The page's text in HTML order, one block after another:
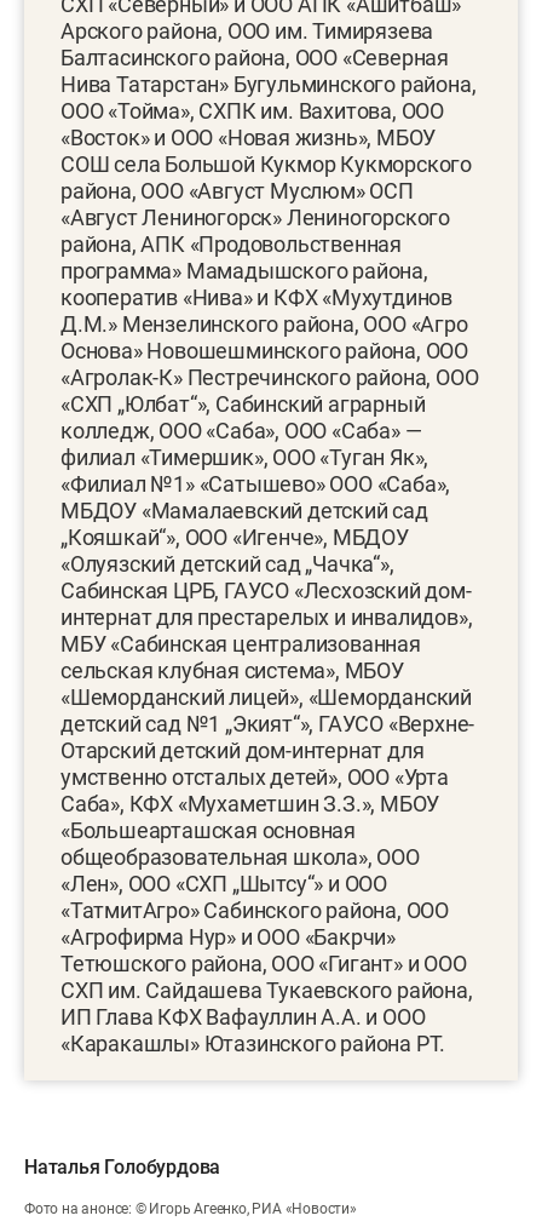
Арского района, ООО им. Тимирязева
Балтасинского района, ООО «Северная
Нива Татарстан» Бугульминского района,
ООО «Тойма», СХПК им. Вахитова, ООО
«Восток» и ООО «Новая жизнь», МБОУ
СОШ села Большой Кукмор Кукморского
района, ООО «Август Муслюм» ОСП
«Август Лениногорск» Лениногорского
района, АПК «Продовольственная
программа» Мамадышского района,
кооператив «Нива» и КФХ «Мухутдинов
Д.М.» Мензелинского района, ООО «Агро
Основа» Новошешминского района, ООО
«Агролак-К» Пестречинского района, ООО
«СХП „Юлбат“», Сабинский аграрный
колледж, ООО «Саба», ООО «Саба» —
филиал «Тимершик», ООО «Туган Як»,
«Филиал №1» «Сатышево» ООО «Саба»,
МБДОУ «Мамалаевский детский сад
„Кояшкай“», ООО «Игенче», МБДОУ
«Олуязский детский сад „Чачка“»,
Сабинская ЦРБ, ГАУСО «Лесхозский дом-
интернат для престарелых и инвалидов»,
МБУ «Сабинская централизованная
сельская клубная система», МБОУ
«Шеморданский лицей», «Шеморданский
детский сад №1 „Экият“», ГАУСО «Верхне-
Отарский детский дом-интернат для
умственно отсталых детей», ООО «Урта
Саба», КФХ «Мухаметшин З.З.», МБОУ
«Большеарташская основная
общеобразовательная школа», ООО
«Лен», ООО «СХП „Шытсу“» и ООО
«ТатмитАгро» Сабинского района, ООО
«Агрофирма Нур» и ООО «Бакрчи»
Тетюшского района, ООО «Гигант» и ООО
СХП им. Сайдашева Тукаевского района,
ИП Глава КФХ Вафауллин А.А. и ООО
«Каракашлы» Ютазинского района РТ.
Наталья Голобурдова
Фото на анонсе: © Игорь Агеенко, РИА «Новости»